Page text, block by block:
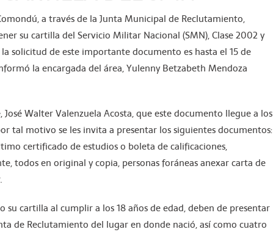
a través de la Junta Municipal de Reclutamiento,
su cartilla del Servicio Militar Nacional (SMN), Clase 2002 y
solicitud de este importante documento es hasta el 15 de
la encargada del área, Yulenny Betzabeth Mendoza
Walter Valenzuela Acosta, que este documento llegue a los
tal motivo se les invita a presentar los siguientes documentos:
certificado de estudios o boleta de calificaciones,
todos en original y copia, personas foráneas anexar carta de
su cartilla al cumplir a los 18 años de edad, deben de presentar
de Reclutamiento del lugar en donde nació, así como cuatro